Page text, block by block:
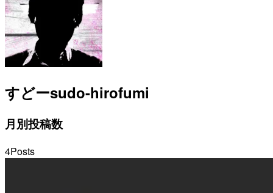
すどーsudo-hirofumi
月別投稿数
4Posts